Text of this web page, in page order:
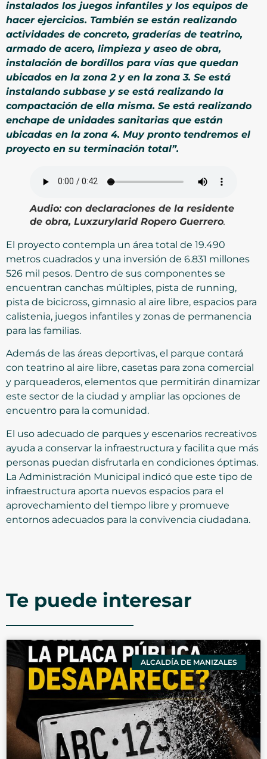
instalados los juegos infantiles y los equipos de
hacer ejercicios. También se están realizando
actividades de concreto, graderías de teatrino,
armado de acero, limpieza y aseo de obra,
instalación de bordillos para vías que quedan
ubicados en la zona 2 y en la zona 3. Se está
instalando subbase y se está realizando la
compactación de ella misma. Se está realizando
enchape de unidades sanitarias que están
ubicadas en la zona 4. Muy pronto tendremos el
proyecto en su terminación total”.
Audio: con declaraciones de la residente
de obra, Luxzurylarid Ropero Guerrero.
El proyecto contempla un área total de 19.490
metros cuadrados y una inversión de 6.831 millones
526 mil pesos. Dentro de sus componentes se
encuentran canchas múltiples, pista de running,
pista de bicicross, gimnasio al aire libre, espacios para
calistenia, juegos infantiles y zonas de permanencia
para las familias.
Además de las áreas deportivas, el parque contará
con teatrino al aire libre, casetas para zona comercial
y parqueaderos, elementos que permitirán dinamizar
este sector de la ciudad y ampliar las opciones de
encuentro para la comunidad.
El uso adecuado de parques y escenarios recreativos
ayuda a conservar la infraestructura y facilita que más
personas puedan disfrutarla en condiciones óptimas.
La Administración Municipal indicó que este tipo de
infraestructura aporta nuevos espacios para el
aprovechamiento del tiempo libre y promueve
entornos adecuados para la convivencia ciudadana.
Te puede interesar
ALCALDÍA DE MANIZALES